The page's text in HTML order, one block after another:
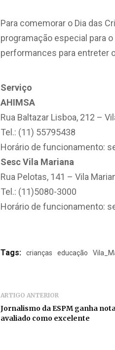
Para comemorar o Dia das
programação especial para
performances para entreter
Serviço
AHIMSA
Rua Baltazar Lisboa, 212 –
Tel.: (11) 55795438
Horário de funcionamento:
Sesc Vila Mariana
Rua Pelotas, 141 – Vila
Tel.: (11)5080-3000
Horário de funcionamento:
Tags: crianças educação
ARTIGO ANTERIOR
Jornalismo da ESPM ganha
avaliado como excelente